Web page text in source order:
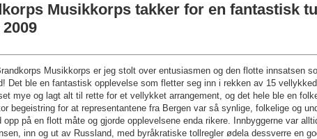
Musikkorps takker for en fantastisk
Musikkorps er jeg stolt over entusiasmen og den flotte innsatsen
Det ble en fantastisk opplevelse som fletter seg inn i rekken av 15
mye og lagt alt til rette for et vellykket arrangement, og det hele ble en
begeistring for at representantene fra Bergen var så synlige, folkelige og
på en flott måte og gjorde opplevelsene enda rikere. Innbyggerne var
inn og ut av Russland, med byråkratiske tollregler ødela dessverre en